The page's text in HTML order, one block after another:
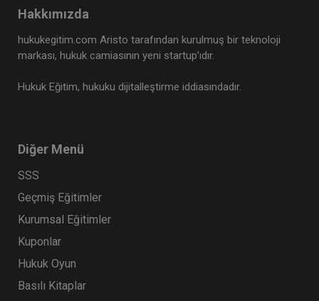
Tüketici Hukuku Enstitüsü
Fikri Mülkiyet Hukuku - IV. Ticaret Hukuku
Kongresi - XI. Oturum
360 TL
Hakkımızda
hukukegitim.com Aristo tarafından kurulmuş bir teknoloji
markası, hukuk camiasının yeni startup’ıdır.
Hukuk Eğitim, hukuku dijitalleştirme iddiasındadır.
Diğer Menü
SSS
Geçmiş Eğitimler
Kurumsal Eğitimler
Kuponlar
Hukuk Oyun
Basılı Kitaplar